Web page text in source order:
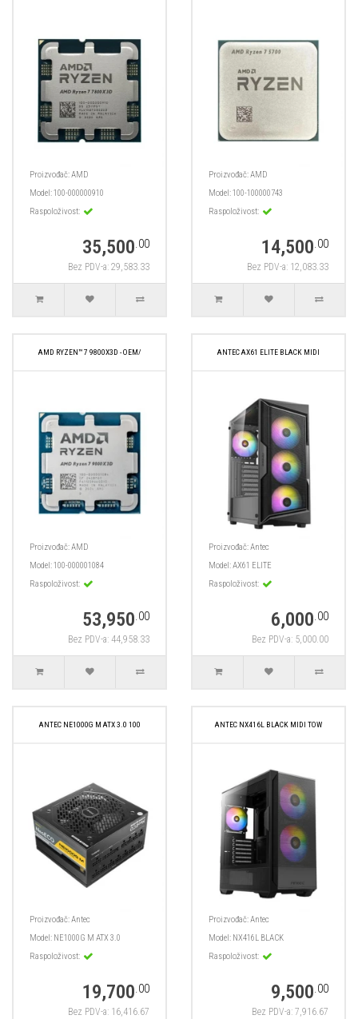
Proizvođač:AMD
Model:100-000000910
Raspoloživost:
35,500.00
Bez PDV-a: 29,583.33
Proizvođač:AMD
Model:100-100000743
Raspoloživost:
14,500.00
Bez PDV-a: 12,083.33
AMD RYZEN™ 7 9800X3D - OEM/
Proizvođač:AMD
Model:100-000001084
Raspoloživost:
53,950.00
Bez PDV-a: 44,958.33
ANTEC AX61 ELITE BLACK MIDI
Proizvođač:Antec
Model:AX61 ELITE
Raspoloživost:
6,000.00
Bez PDV-a: 5,000.00
ANTEC NE1000G M ATX 3.0 100
Proizvođač:Antec
Model: NE1000G M ATX 3.0
Raspoloživost:
19,700.00
Bez PDV-a: 16,416.67
ANTEC NX416L BLACK MIDI TOW
Proizvođač:Antec
Model: NX416L BLACK
Raspoloživost:
9,500.00
Bez PDV-a: 7,916.67